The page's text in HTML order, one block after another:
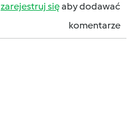
zarejestruj sięaby dodawać
komentarze